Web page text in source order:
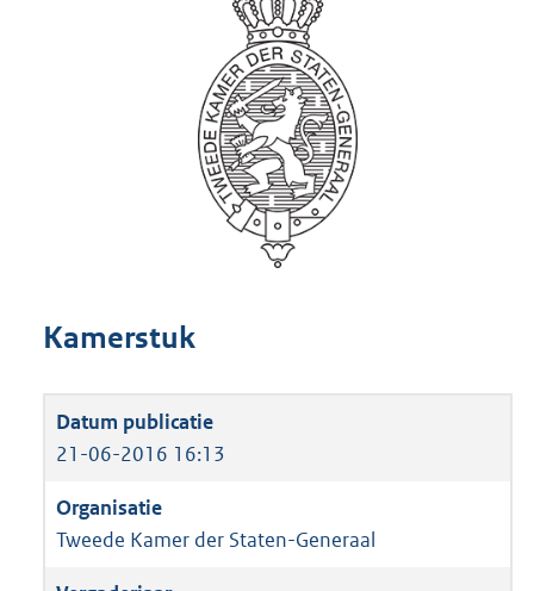
Kamerstuk
21-06-2016 16:13
Tweede Kamer der Staten-Generaal